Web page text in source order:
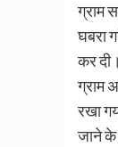
ग्राम
घबरा
कर
ग्राम
रखा
जाने के